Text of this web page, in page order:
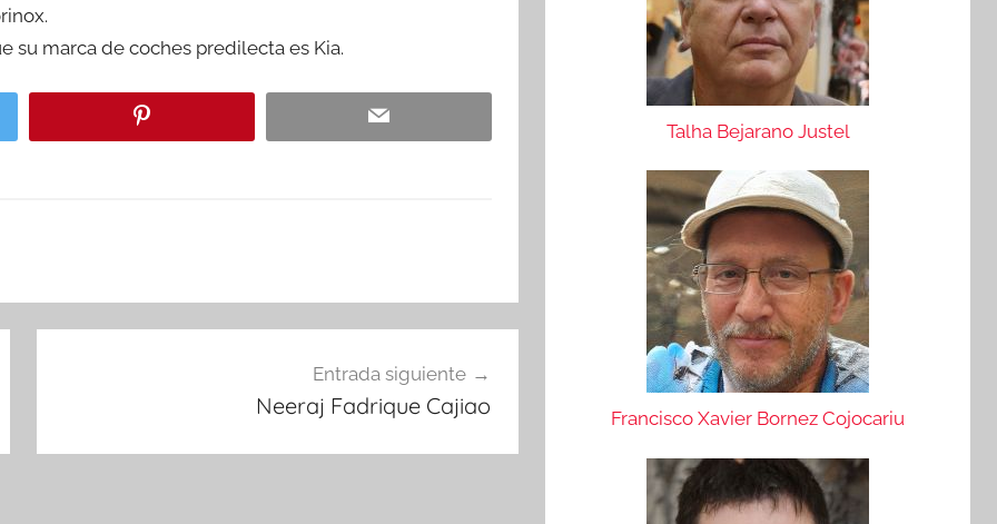
su marca de coches predilecta es Kia.
Entrada siguiente
Neeraj Fadrique Cajiao
Talha Bejarano Justel
Francisco Xavier Bornez Cojocariu